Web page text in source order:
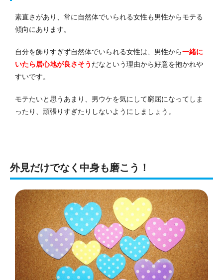
素直さがあり、常に自然体でいられる女性も男性からモテる
傾向にあります。
自分を飾りすぎず自然体でいられる女性は、男性から一緒に
いたら居心地が良さそう だなという理由から好意を抱かれや
すいです。
モテたいと思うあまり、男ウケを気にして窮屈になってしま
ったり、頑張りすぎたりしないようにしましょう。
外見だけでなく中身も磨こう！